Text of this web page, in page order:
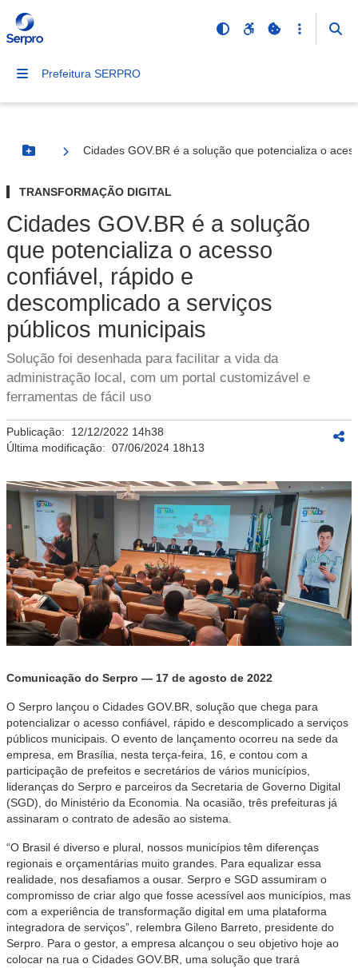
Prefeitura SERPRO
Botão Menu
Cidades GOV.BR é a solução que potencializa o
TRANSFORMAÇÃO DIGITAL
Cidades GOV.BR é a solução
que potencializa o acesso
confiável, rápido e
descomplicado a serviços
públicos municipais
Solução foi desenhada para facilitar a vida da
administração local, com um portal customizável e
ferramentas de fácil uso
Publicação: 12/12/2022 14h38
Última modificação: 07/06/2024 18h13
Comunicação do Serpro — 17 de agosto de 2022
O Serpro lançou o Cidades GOV.BR, solução que chega para
potencializar o acesso confiável, rápido e descomplicado a serviços
públicos municipais. O evento de lançamento ocorreu na sede da
empresa, em Brasília, nesta terça-feira, 16, e contou com a
participação de prefeitos e secretários de vários municípios,
lideranças do Serpro e parceiros da Secretaria de Governo Digital
(SGD), do Ministério da Economia. Na ocasião, três prefeituras já
assinaram o contrato de adesão ao sistema.
“O Brasil é diverso e plural, nossos municípios têm diferenças
regionais e orçamentárias muito grandes. Para equalizar essa
realidade, nos desafiamos a ousar. Serpro e SGD assumiram o
compromisso de criar algo que fosse acessível aos municípios, mas
com a experiência de transformação digital em uma plataforma
integradora de serviços”, relembra Gileno Barreto, presidente do
Serpro. Para o gestor, a empresa alcançou o seu objetivo hoje ao
colocar na rua o Cidades GOV.BR, uma solução que trará